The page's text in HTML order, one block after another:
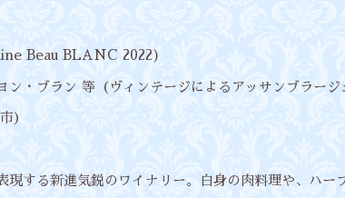
Beau BLANC 2022)
・ブラン 等（ヴィンテージによるアッサンブラージ
）
する新進気鋭のワイナリー。白身の肉料理や、ハー